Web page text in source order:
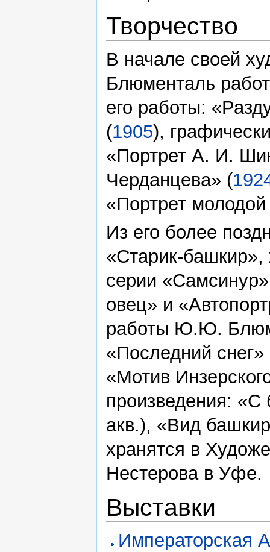
Творчество
В начале своей
Блюменталь
его работы:
(1905),
«Портрет А. И.
Черданцева» (
«Портрет молодой
Из его более
«Старик-башкир»,
серии
овец» и
работы Ю.Ю.
«Последний снег»
«Мотив
произведения: «С
акв.), «Вид
хранятся в
Нестерова в Уфе.
Выставки
Императорская